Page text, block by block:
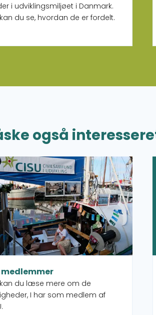
i udviklingsmiljøet i Danmark.
du se, hvordan de er fordelt.
også
medlemmer
kan du læse mere om de
I har som medlem af
om For medlemmer